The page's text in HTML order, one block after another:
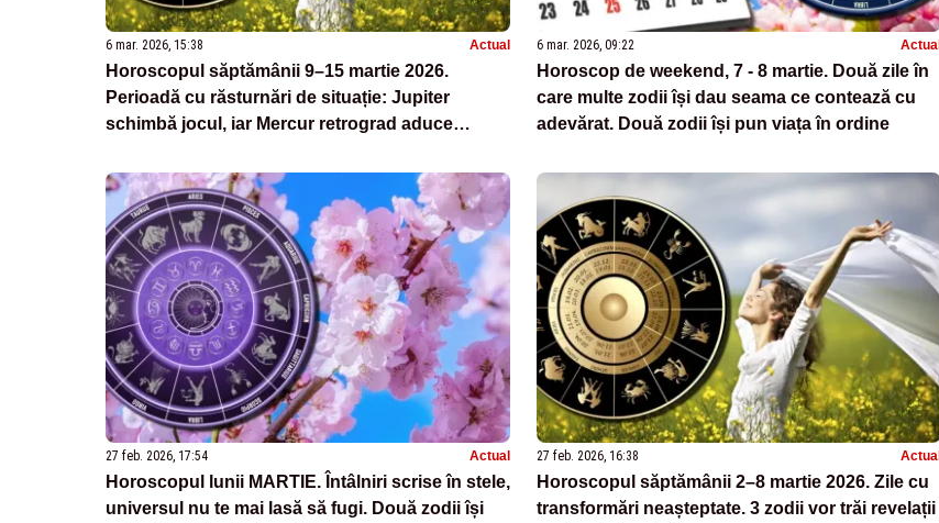
6 mar. 2026, 15:38 Actual
Horoscopul săptămânii 9–15 martie 2026.
Perioadă cu răsturnări de situație: Jupiter
schimbă jocul, iar Mercur retrograd aduce
6 mar. 2026, 09:22 Actual
Horoscop de weekend, 7 - 8 martie. Două zile în
care multe zodii își dau seama ce contează cu
adevărat. Două zodii își pun viața în ordine
27 feb. 2026, 17:54 Actual
Horoscopul lunii MARTIE. Întâlniri scrise în stele,
universul nu te mai lasă să fugi. Două zodii își
27 feb. 2026, 16:38 Actual
Horoscopul săptămânii 2–8 martie 2026. Zile cu
transformări neașteptate. 3 zodii vor trăi revelații